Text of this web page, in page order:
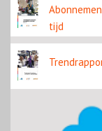
tijd